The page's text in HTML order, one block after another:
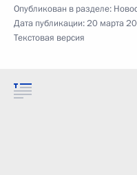
Опубликован в разделе:
Дата публикации:20 марта
Текстовая версия